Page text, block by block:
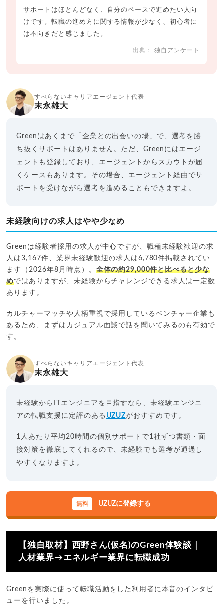
サポートはほとんどなく、自分のペースで進めたい人向
けです。転職の進め方に関する情報が少なく、初心者に
は不向きだと感じました。
独自アンケート
すべらないキャリアエージェント代表
末永雄大
Greenはあくまで「企業との出会いの場」で、選考を勝
ち抜くサポートはありません。ただ、Greenにはエージ
ェントも登録しており、エージェントからスカウトが届
くケースもあります。その場合、エージェント経由でサ
ポートを受けながら選考を進めることもできますよ。
未経験向けの求人はやや少なめ
Greenは経験者採用の求人が中心ですが、職種未経験歓迎の求
人は3,167件、業界未経験歓迎の求人は6,780件掲載されてい
ます（2026年8月時点）。 全体の約29,000件と比べると少な
めではありますが、未経験からチャレンジできる求人は一定数
あります。
カルチャーマッチや人柄重視で採用しているベンチャー企業も
あるため、まずはカジュアル面談で話を聞いてみるのも有効で
す。
すべらないキャリアエージェント代表
末永雄大
未経験からITエンジニアを目指すなら、未経験エンジニ
アの転職支援に定評のある UZUZがおすすめです。
1人あたり平均20時間の個別サポートで1社ずつ書類・面
接対策を徹底してくれるので、未経験でも選考が通過し
やすくなりますよ。
UZUZに登録する
【独自取材】西野さん(仮名)のGreen体験談｜
人材業界→エネルギー業界に転職成功
Greenを実際に使って転職活動をした利用者に本音のインタビ
ューを行いました。